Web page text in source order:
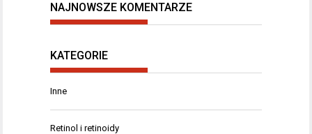
NAJNOWSZE KOMENTARZE
KATEGORIE
Inne
Retinol i retinoidy